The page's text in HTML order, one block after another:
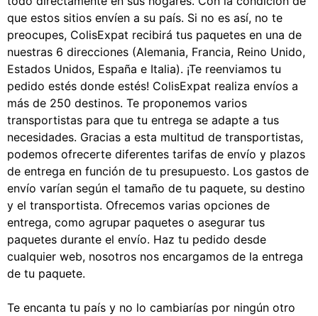
que estos sitios envíen a su país. Si no es así, no te
preocupes, ColisExpat recibirá tus paquetes en una de
nuestras 6 direcciones (Alemania, Francia, Reino Unido,
Estados Unidos, España e Italia). ¡Te reenviamos tu
pedido estés donde estés! ColisExpat realiza envíos a
más de 250 destinos. Te proponemos varios
transportistas para que tu entrega se adapte a tus
necesidades. Gracias a esta multitud de transportistas,
podemos ofrecerte diferentes tarifas de envío y plazos
de entrega en función de tu presupuesto. Los gastos de
envío varían según el tamaño de tu paquete, su destino
y el transportista. Ofrecemos varias opciones de
entrega, como agrupar paquetes o asegurar tus
paquetes durante el envío. Haz tu pedido desde
cualquier web, nosotros nos encargamos de la entrega
de tu paquete.
Te encanta tu país y no lo cambiarías por ningún otro